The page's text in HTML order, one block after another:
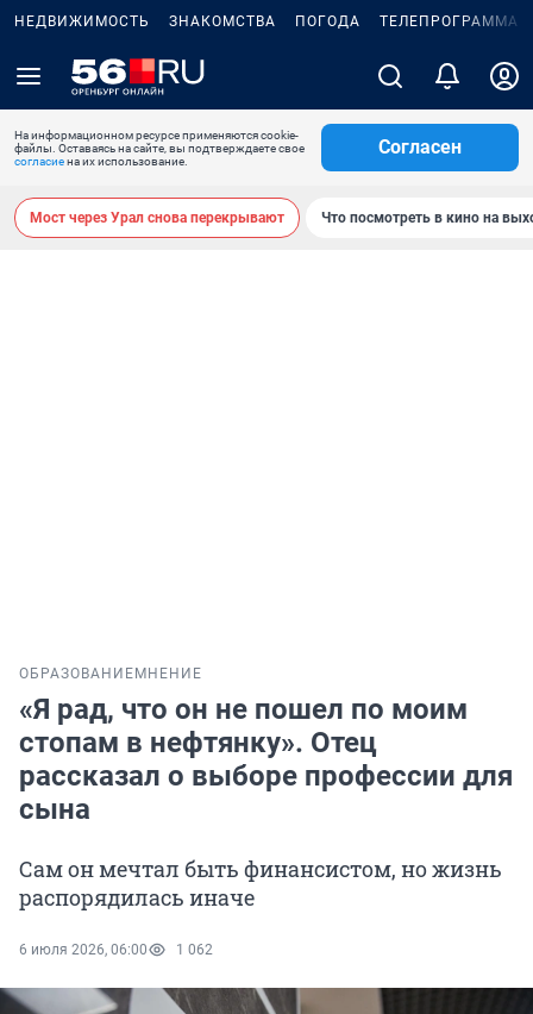
НЕДВИЖИМОСТЬ ЗНАКОМСТВА ПОГОДА ТЕЛЕПРОГРАММА
На информационном ресурсе применяются cookie-
файлы. Оставаясь на сайте, вы подтверждаете свое
согласиена их использование.
Согласен
Мост через Урал снова перекрывают Что посмотреть в кино на
ОБРАЗОВАНИЕ МНЕНИЕ
«Я рад, что он не пошел по моим
стопам в нефтянку». Отец
рассказал о выборе профессии для
сына
Сам он мечтал быть финансистом, но жизнь
распорядилась иначе
6 июля 2026, 06:00 1 062